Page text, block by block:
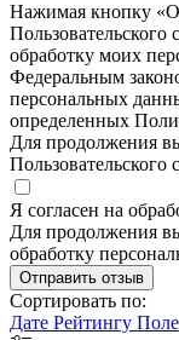
Нажимая кнопку
Пользовательского
обработку моих
Федеральным
персональных
определенных
Для продолжения
Пользовательского
Я согласен на
Для продолжения
обработку
Отправить отзыв
Сортировать по:
Дате Рейтингу